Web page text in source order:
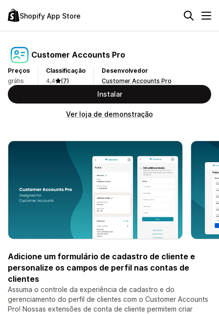
Shopify App Store
Customer Accounts Pro
Preços
grátis
Classificação
4,4
(7)
Desenvolvedor
Customer Accounts Pro
Instalar
Ver loja de demonstração
Adicione um formulário de cadastro de cliente e
personalize os campos de perfil nas contas de
clientes
Assuma o controle da experiência de cadastro e do
gerenciamento do perfil de clientes com o Customer Accounts
Pro! Nossas extensões de conta de cliente permitem criar